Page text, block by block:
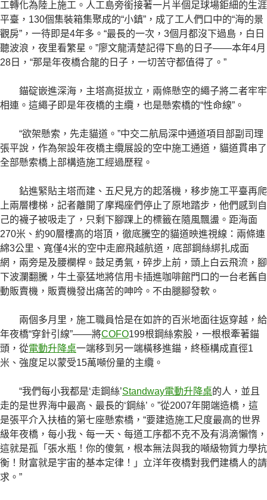
工轉化為陸上施工。人工島旁銜接著一片半個足球場鉅細的生涯
平臺，130個集裝箱集聚成的“小鎮”，成了工人們口中的“海的景
觀房”，一待即是4年多。“最長的一次，3個月都沒下過島，白日
聽波浪，夜里看繁星。”廖文龍清楚記得下島的日子——本年4月
28日，“那是年夜橋合龍的日子，一切苦守都值得了。”
錨碇嵌進深海，主塔高挺拔立，兩條懸空的繩子將二者牢牢
相連。這繩子即是年夜橋的主纜，也是懸索橋的“性命線”。
“欲架懸索，先走貓道。”中交二航局深中通道項目部副司理
張平說，作為架設年夜橋主纜展設的空中施工通道，貓道貫串了
全部懸索橋上部構造施工經過歷程。
鉆進緊貼主塔而建、五尺見方的起落機，移步施工平臺再爬
上兩層樓梯，記者離開了摩羯座們停止了原地踏步，他們感到自
己的襪子被吸走了，只剩下腳踝上的標籤在隨風飄盪。距海面
270米、約90層樓高的塔頂，徹底騰空的貓道映進視線：兩條連
綿3公里、寬僅4米的空中走廊飛越航道，底部鋼絲綁扎成面
網，兩旁是及腰欄桿。鼓足勇氣，碎步上前，頭上白云飛流，腳
下波瀾翻騰，牛土豪猛地將信用卡插進咖啡館門口的一台老舊自
動販賣機，販賣機發出痛苦的呻吟。不由腿腳發軟。
兩個多月里，施工職員恰是在如許的百米地面往返穿越，給
年夜橋“穿針引線”——將COFO199根鋼絲索股，一根根牽著錨
頭，從電動升降桌一端移到另一端橫移進錨，終極構成直徑1
米、強度足以蒙受15萬噸份量的主纜。
“我們每小我都是‘走鋼絲’Standway電動升降桌的人，並且
走的是世界海中最高、最長的‘鋼絲’。”從2007年開端造橋，這
是張平介入扶植的第七座懸索橋，“要建造施工尺度最高的世界
級年夜橋，每小我、每一天、每道工序都不克不及有涓滴懶惰，
這就是孤「張水瓶！你的傻氣，根本無法與我的噸級物質力學抗
衡！財富就是宇宙的基本定律！」立洋年夜橋對我們建橋人的請
求。”